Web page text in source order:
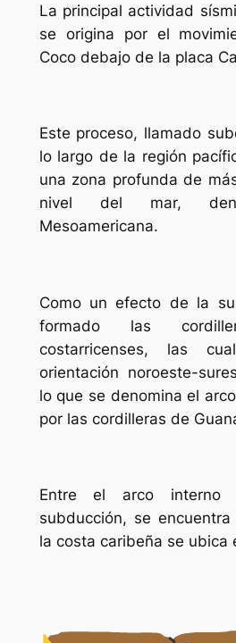
La principal actividad
se origina por el
Coco debajo de la placa
Este proceso, llamado
lo largo de la región
una zona profunda de
nivel del mar,
Mesoamericana.
Como un efecto de la
formado las
costarricenses, las
orientación noroeste-
lo que se denomina el
por las cordilleras de
Entre el arco
subducción, se
la costa caribeña se ubica